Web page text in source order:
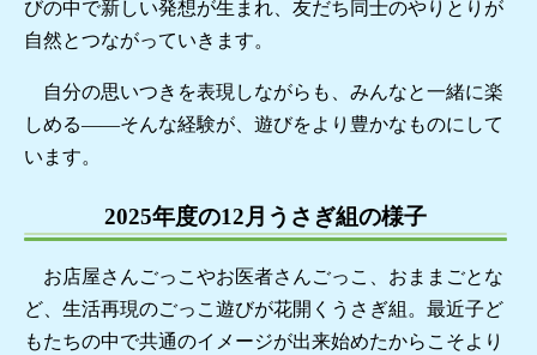
びの中で新しい発想が生まれ、友だち同士のやりとりが
自然とつながっていきます。
自分の思いつきを表現しながらも、みんなと一緒に楽
しめる——そんな経験が、遊びをより豊かなものにして
います。
2025年度の12月うさぎ組の様子
お店屋さんごっこやお医者さんごっこ、おままごとな
ど、生活再現のごっこ遊びが花開くうさぎ組。最近子ど
もたちの中で共通のイメージが出来始めたからこそより